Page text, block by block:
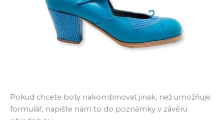
Pokud chcete boty nakombinovat jinak, než umožňuje
formulář, napište nám to do poznámky v závěru